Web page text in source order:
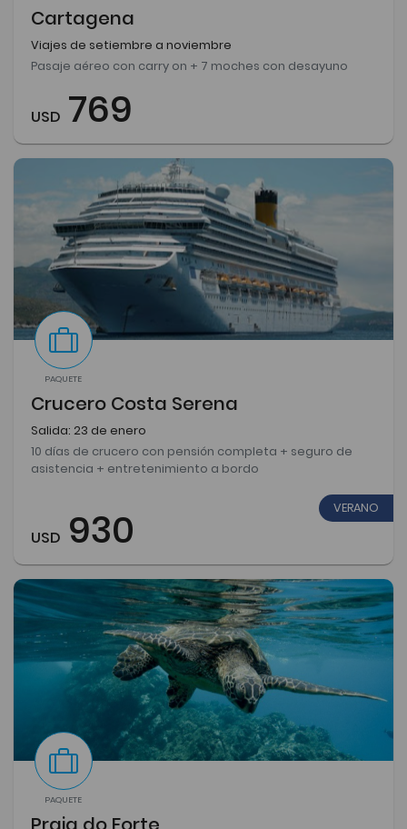
Cartagena
Viajes de setiembre a noviembre
Pasaje aéreo con carry on + 7 moches con desayuno
USD 769
PAQUETE
Crucero Costa Serena
Salida: 23 de enero
10 días de crucero con pensión completa + seguro de
asistencia + entretenimiento a bordo
VERANO
USD 930
PAQUETE